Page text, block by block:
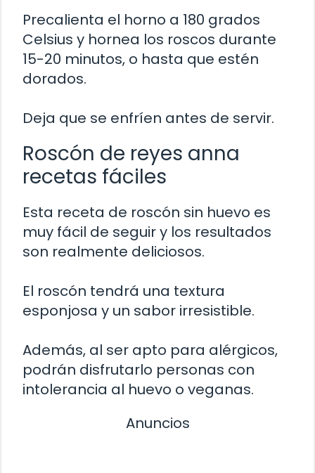
Precalienta el horno a 180 grados
Celsius y hornea los roscos durante
15-20 minutos, o hasta que estén
dorados.
Deja que se enfríen antes de servir.
Roscón de reyes anna
recetas fáciles
Esta receta de roscón sin huevo es
muy fácil de seguir y los resultados
son realmente deliciosos.
El roscón tendrá una textura
esponjosa y un sabor irresistible.
Además, al ser apto para alérgicos,
podrán disfrutarlo personas con
intolerancia al huevo o veganas.
Anuncios